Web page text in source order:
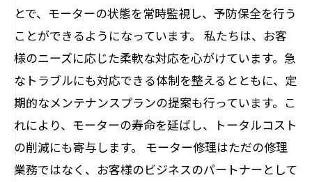
とで、モーターの状態を常時監視し、予防保全を行う
ことができるようになっています。 私たちは、お客
様のニーズに応じた柔軟な対応を心がけています。急
なトラブルにも対応できる体制を整えるとともに、定
期的なメンテナンスプランの提案も行っています。こ
れにより、モーターの寿命を延ばし、トータルコスト
の削減にも寄与します。 モーター修理はただの修理
業務ではなく、お客様のビジネスのパートナーとして